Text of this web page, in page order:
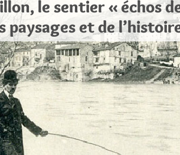
le sentier « échos
et de